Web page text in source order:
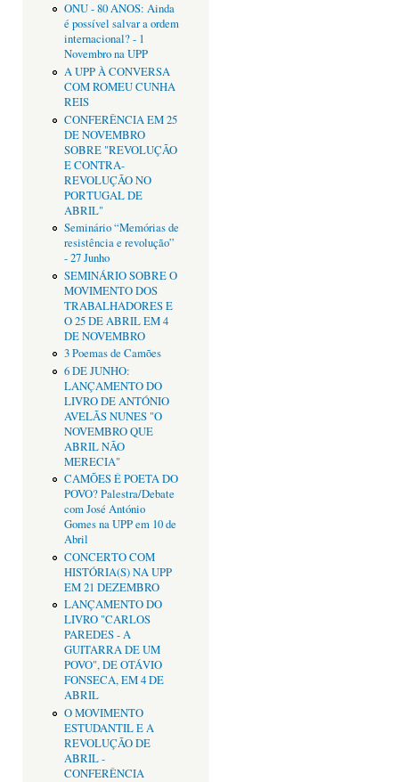
ONU - 80 ANOS: Ainda
é possível salvar a ordem
internacional? - 1
Novembro na UPP
A UPP À CONVERSA
COM ROMEU CUNHA
REIS
CONFERÊNCIA EM 25
DE NOVEMBRO
SOBRE "REVOLUÇÃO
E CONTRA-
REVOLUÇÃO NO
PORTUGAL DE
ABRIL"
Seminário “Memórias de
resistência e revolução”
- 27 Junho
SEMINÁRIO SOBRE O
MOVIMENTO DOS
TRABALHADORES E
O 25 DE ABRIL EM 4
DE NOVEMBRO
3 Poemas de Camões
6 DE JUNHO:
LANÇAMENTO DO
LIVRO DE ANTÓNIO
AVELÃS NUNES "O
NOVEMBRO QUE
ABRIL NÃO
MERECIA"
CAMÕES É POETA DO
POVO? Palestra/Debate
com José António
Gomes na UPP em 10 de
Abril
CONCERTO COM
HISTÓRIA(S) NA UPP
EM 21 DEZEMBRO
LANÇAMENTO DO
LIVRO "CARLOS
PAREDES - A
GUITARRA DE UM
POVO", DE OTÁVIO
FONSECA, EM 4 DE
ABRIL
O MOVIMENTO
ESTUDANTIL E A
REVOLUÇÃO DE
ABRIL -
CONFERÊNCIA